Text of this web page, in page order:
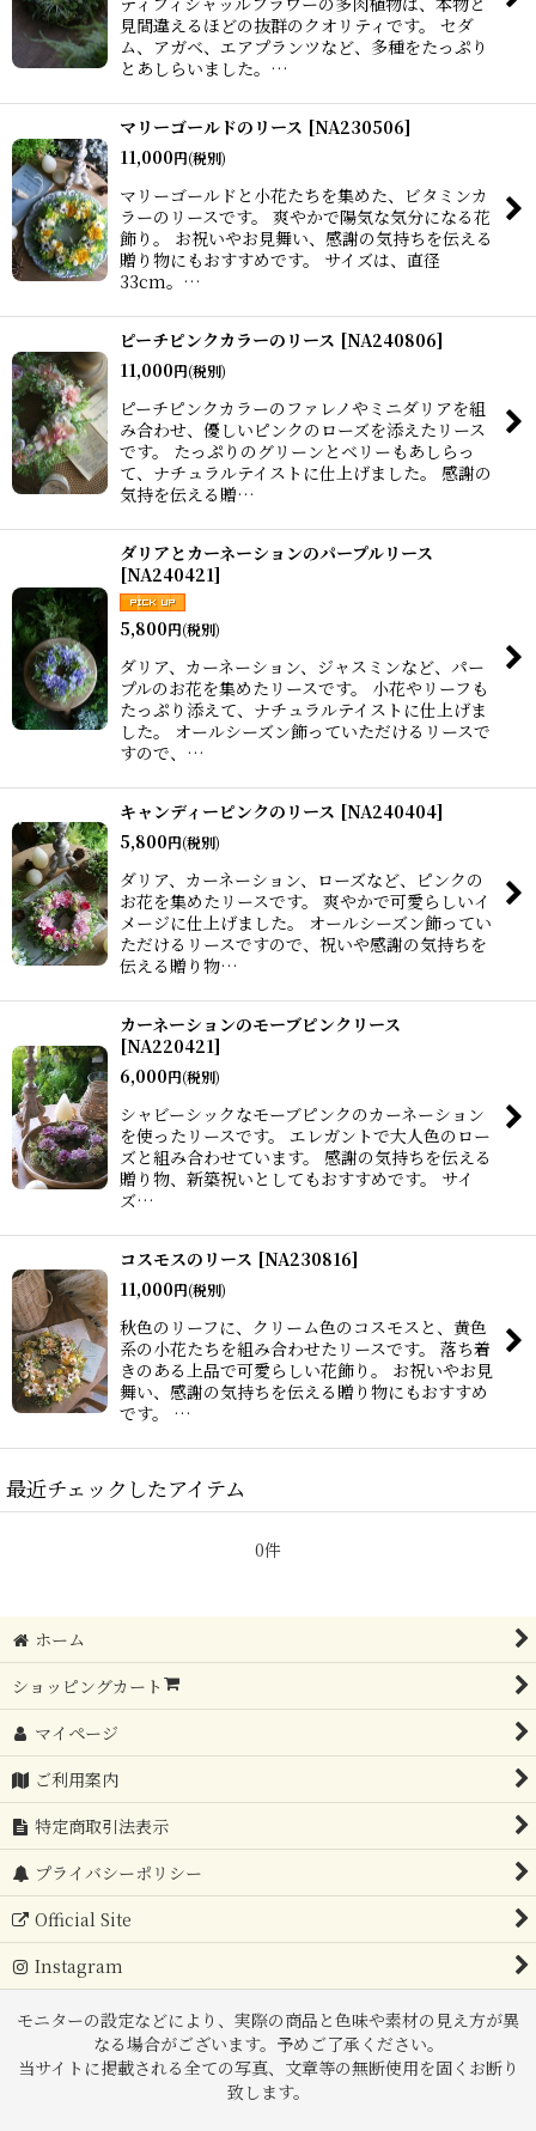
見間違えるほどの抜群のクオリティです。 セダ
ム、アガベ、エアプランツなど、多種をたっぷり
とあしらいました。…
マリーゴールドのリース [NA230506]
11,000円(税別)
マリーゴールドと小花たちを集めた、ビタミンカ
ラーのリースです。 爽やかで陽気な気分になる花
飾り。 お祝いやお見舞い、感謝の気持ちを伝える
贈り物にもおすすめです。 サイズは、直径
33cm。…
ピーチピンクカラーのリース [NA240806]
11,000円(税別)
ピーチピンクカラーのファレノやミニダリアを組
み合わせ、優しいピンクのローズを添えたリース
です。 たっぷりのグリーンとベリーもあしらっ
て、ナチュラルテイストに仕上げました。 感謝の
気持を伝える贈…
ダリアとカーネーションのパープルリース
[NA240421]
5,800円(税別)
ダリア、カーネーション、ジャスミンなど、パー
プルのお花を集めたリースです。 小花やリーフも
たっぷり添えて、ナチュラルテイストに仕上げま
した。 オールシーズン飾っていただけるリースで
すので、…
キャンディーピンクのリース [NA240404]
5,800円(税別)
ダリア、カーネーション、ローズなど、ピンクの
お花を集めたリースです。 爽やかで可愛らしいイ
メージに仕上げました。 オールシーズン飾ってい
ただけるリースですので、祝いや感謝の気持ちを
伝える贈り物…
カーネーションのモーブピンクリース
[NA220421]
6,000円(税別)
シャビーシックなモーブピンクのカーネーション
を使ったリースです。 エレガントで大人色のロー
ズと組み合わせています。 感謝の気持ちを伝える
贈り物、新築祝いとしてもおすすめです。 サイ
ズ…
コスモスのリース [NA230816]
11,000円(税別)
秋色のリーフに、クリーム色のコスモスと、黄色
系の小花たちを組み合わせたリースです。 落ち着
きのある上品で可愛らしい花飾り。 お祝いやお見
舞い、感謝の気持ちを伝える贈り物にもおすすめ
です。 …
最近チェックしたアイテム
0件
ホーム
ショッピングカート
マイページ
ご利用案内
特定商取引法表示
プライバシーポリシー
Official Site
Instagram
モニターの設定などにより、実際の商品と色味や素材の見え方が異
なる場合がございます。予めご了承ください。
当サイトに掲載される全ての写真、文章等の無断使用を固くお断り
致します。